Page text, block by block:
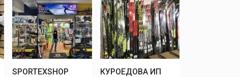
SPORTEXSHOP КУРОЕДОВА ИП